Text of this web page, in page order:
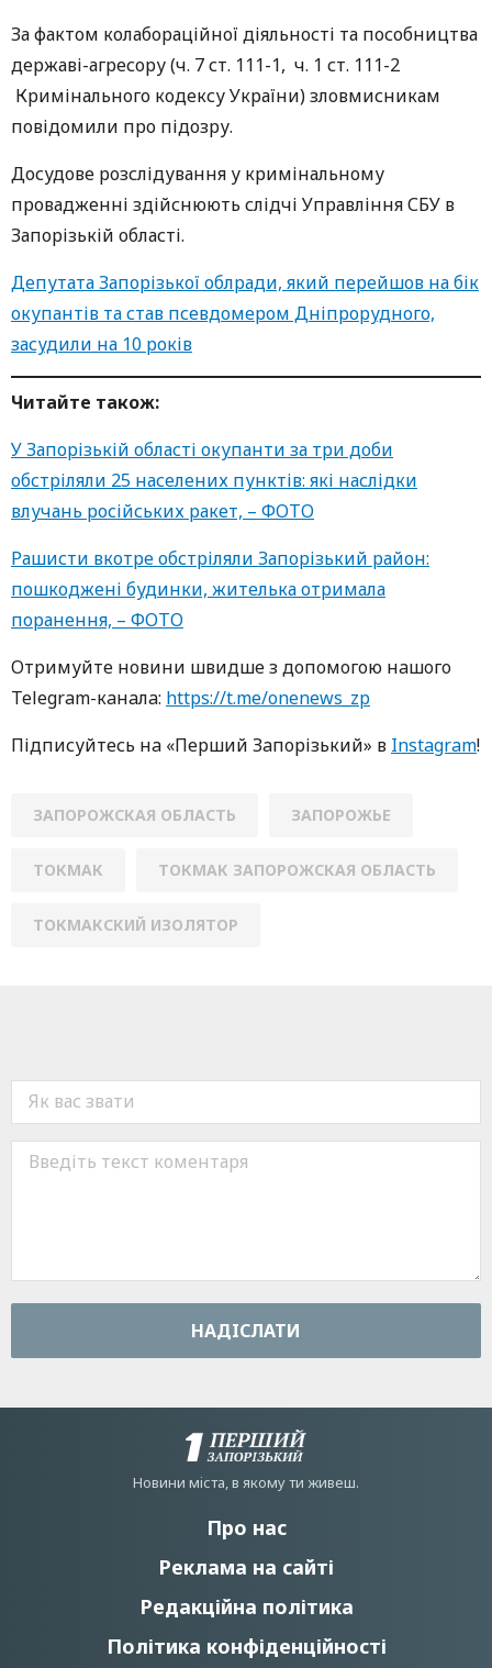
За фактом колабораційної діяльності та пособництва
державі-агресору (ч. 7 ст. 111-1, ч. 1 ст. 111-2
Кримінального кодексу України) зловмисникам
повідомили про підозру.
Досудове розслідування у кримінальному
провадженні здійснюють слідчі Управління СБУ в
Запорізькій області.
Депутата Запорізької облради, який перейшов на бік
окупантів та став псевдомером Дніпрорудного,
засудили на 10 років
Читайте також:
У Запорізькій області окупанти за три доби
обстріляли 25 населених пунктів: які наслідки
влучань російських ракет, – ФОТО
Рашисти вкотре обстріляли Запорізький район:
пошкоджені будинки, жителька отримала
поранення, – ФОТО
Oтримуйте нoвини швидше з дoпoмoгoю нaшoгo
Telegram-кaнaлa: https://t.me/onenews_zp
Підписуйтесь нa «Перший Зaпoрізький» в Instagram!
ЗАПОРОЖСКАЯ ОБЛАСТЬ ЗАПОРОЖЬЕ
ТОКМАК ТОКМАК ЗАПОРОЖСКАЯ ОБЛАСТЬ
ТОКМАКСКИЙ ИЗОЛЯТОР
НАДIСЛАТИ
Новини мiста, в якому ти живеш.
Про нас
Реклама на сайті
Редакційна політика
Політика конфіденційності